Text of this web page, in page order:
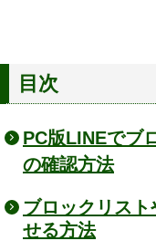
目次
PC版LINEでブ
の確認方法
ブロックリス
せる方法